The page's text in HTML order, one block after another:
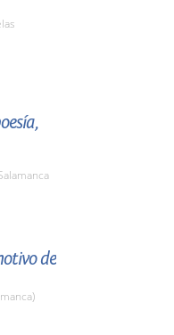
de